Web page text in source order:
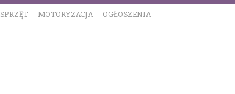
SPRZĘT MOTORYZACJA OGŁOSZENIA